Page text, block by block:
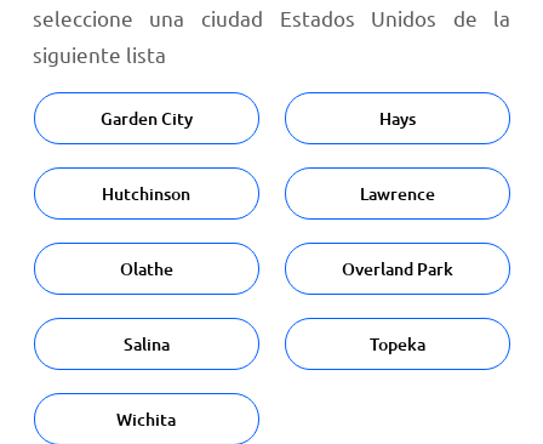
seleccione una ciudad Estados Unidos de la
siguiente lista
Garden City Hays
Hutchinson Lawrence
Olathe Overland Park
Salina Topeka
Wichita